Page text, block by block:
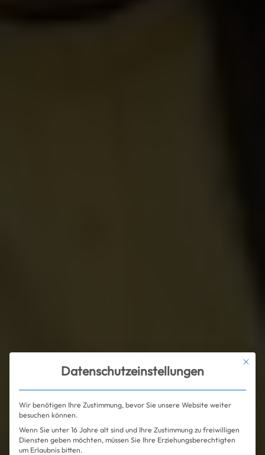
Mit
Datenschutzeinstellungen
Wir benötigen Ihre Zustimmung, bevor Sie unsere Website weiter
besuchen können.
Wenn Sie unter 16 Jahre alt sind und Ihre Zustimmung zu freiwilligen
Diensten geben möchten, müssen Sie Ihre Erziehungsberechtigten
um Erlaubnis bitten.